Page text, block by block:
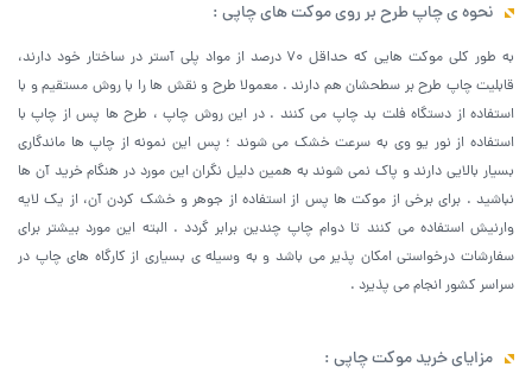
نحوه ی چاپ طرح بر روی موکت های چاپی :
به طور کلی موکت هایی که حداقل 70 درصد از مواد پلی آستر در ساختار خود دارند،
قابلیت چاپ طرح بر سطحشان هم دارند . معمولا طرح و نقش ها را با روش مستقیم و با
استفاده از دستگاه فلت بد چاپ می کنند . در این روش چاپ ، طرح ها پس از چاپ با
استفاده از نور یو وی به سرعت خشک می شوند ؛ پس این نمونه از چاپ ها ماندگاری
بسیار بالایی دارند و پاک نمی شوند به همین دلیل نگران این مورد در هنگام خرید آن ها
نباشید . برای برخی از موکت ها پس از استفاده از جوهر و خشک کردن آن، از یک لایه
وارنیش استفاده می کنند تا دوام چاپ چندین برابر گردد . البته این مورد بیشتر برای
سفارشات درخواستی امکان پذیر می باشد و به وسیله ی بسیاری از کارگاه های چاپ در
سراسر کشور انجام می پذیرد .
مزایای خرید موکت چاپی :